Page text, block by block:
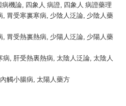
病機論, 四象人 病證, 四象人 病證藥理
, 胃受寒裏寒病, 少陰人泛論, 少陰人藥
, 胃受熱裏熱病, 少陽人泛論, 少陽人藥
病, 肝受熱裏熱病, 太陰人泛論, 太陰人
觸小腸病, 太陽人藥方